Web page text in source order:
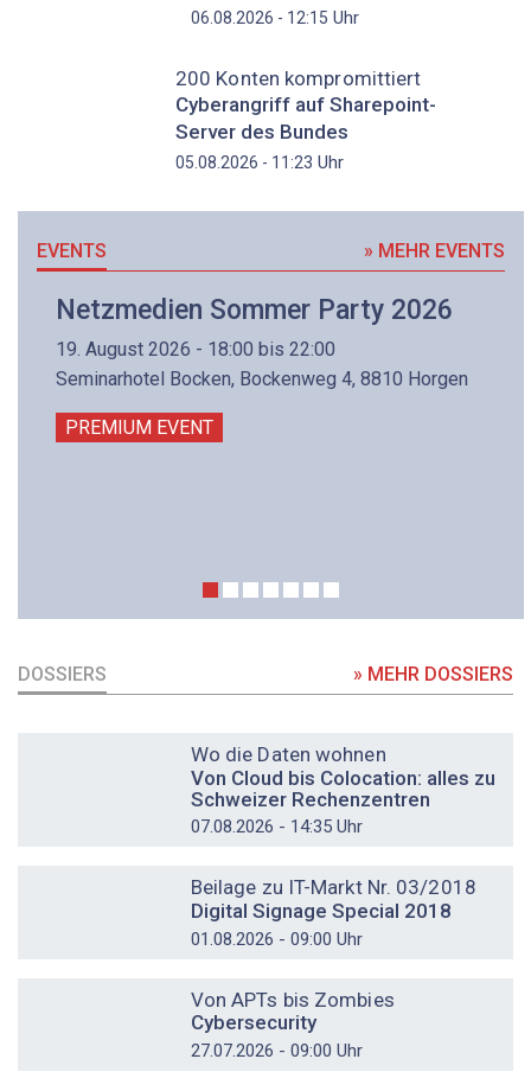
06.08.2026 - 12:15 Uhr
200 Konten kompromittiert
Cyberangriff auf Sharepoint-
Server des Bundes
05.08.2026 - 11:23 Uhr
EVENTS » MEHR EVENTS
Netzmedien Sommer Party 2026
19. August 2026 - 18:00 bis 22:00
Seminarhotel Bocken, Bockenweg 4, 8810 Horgen
PREMIUM EVENT
DOSSIERS » MEHR DOSSIERS
Wo die Daten wohnen
Von Cloud bis Colocation: alles zu
Schweizer Rechenzentren
07.08.2026 - 14:35 Uhr
Beilage zu IT-Markt Nr. 03/2018
Digital Signage Special 2018
01.08.2026 - 09:00 Uhr
Von APTs bis Zombies
Cybersecurity
27.07.2026 - 09:00 Uhr